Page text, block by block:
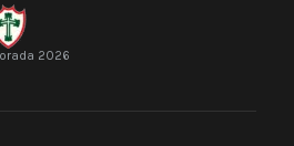
2026